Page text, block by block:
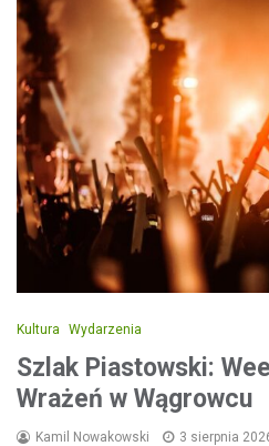
Kultura Wydarzenia
Szlak Piastowski:
Wrażeń w Wągrowcu
Kamil Nowakowski 3 sierpnia